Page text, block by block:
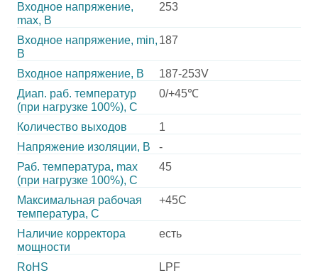
Входное напряжение,
max, В
253
Входное напряжение, min,
В
187
Входное напряжение, В
187-253V
Диап. раб. температур
(при нагрузке 100%), C
0/+45℃
Количество выходов
1
Напряжение изоляции, В
-
Раб. температура, max
(при нагрузке 100%), C
45
Максимальная рабочая
температура, C
+45C
Наличие корректора
мощности
есть
RoHS
LPF